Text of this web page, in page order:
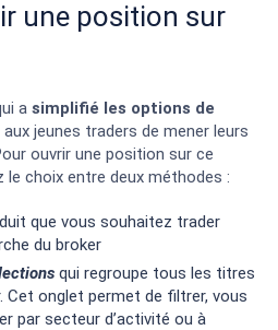
une position sur
a simplifié les options de
jeunes traders de mener leurs
ouvrir une position sur ce
le choix entre deux méthodes :
que vous souhaitez trader
du broker
qui regroupe tous les titres
Cet onglet permet de filtrer, vous
par secteur d’activité ou à